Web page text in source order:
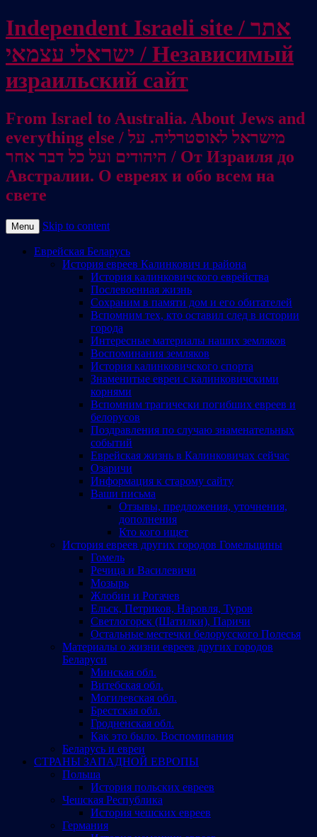
Independent Israeli site / אתר
ישראלי עצמאי / Независимый
израильский сайт
From Israel to Australia. About Jews and
everything else / מישראל לאוסטרליה. על
היהודים ועל כל דבר אחר / От Израиля до
Австралии. О евреях и обо всем на
свете
Menu Skip to content
Еврейская Беларусь
История евреев Калинкович и района
История калинковичского еврейства
Послевоенная жизнь
Сохраним в памяти дом и его обитателей
Вспомним тех, кто оставил след в истории
города
Интересные материалы наших земляков
Воспоминания земляков
История калинковичского спорта
Знаменитые евреи с калинковичскими
корнями
Вспомним трагически погибших евреев и
белорусов
Поздравления по случаю знаменательных
событий
Еврейская жизнь в Калинковичах сейчас
Озаричи
Информация к старому сайту
Ваши письма
Отзывы, предложения, уточнения,
дополнения
Кто кого ищет
История евреев других городов Гомельщины
Гомель
Речица и Василевичи
Мозырь
Жлобин и Рогачев
Ельск, Петриков, Наровля, Туров
Светлогорск (Шатилки), Паричи
Остальные местечки белорусского Полесья
Материалы о жизни евреев других городов
Беларуси
Минская обл.
Витебская обл.
Могилевская обл.
Брестская обл.
Гродненская обл.
Как это было. Воспоминания
Беларусь и евреи
СТРАНЫ ЗАПАДНОЙ ЕВРОПЫ
Польша
История польских евреев
Чешская Республика
История чешских евреев
Германия